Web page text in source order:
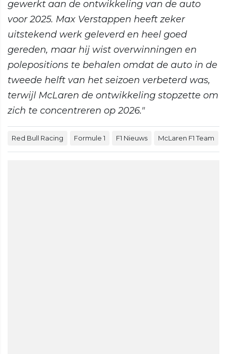
gewerkt aan de ontwikkeling van de auto
voor 2025. Max Verstappen heeft zeker
uitstekend werk geleverd en heel goed
gereden, maar hij wist overwinningen en
polepositions te behalen omdat de auto in de
tweede helft van het seizoen verbeterd was,
terwijl McLaren de ontwikkeling stopzette om
zich te concentreren op 2026."
Red Bull Racing Formule 1 F1 Nieuws McLaren F1 Team